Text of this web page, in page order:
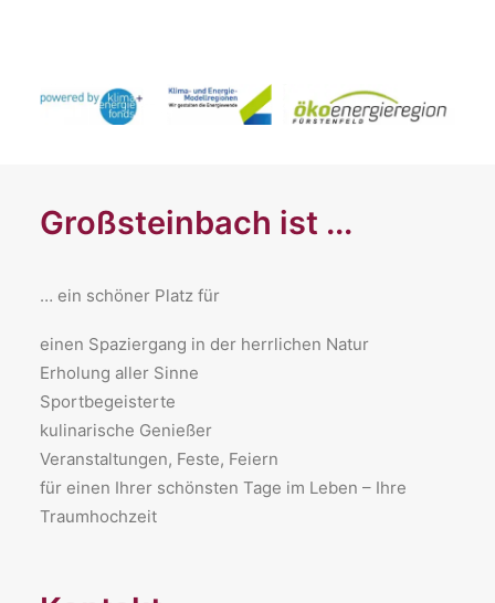
Großsteinbach ist ...
… ein schöner Platz für
​einen Spaziergang in der herrlichen Natur
Erholung aller Sinne
Sportbegeisterte
kulinarische Genießer
Veranstaltungen, Feste, Feiern
für einen Ihrer schönsten Tage im Leben – Ihre
Traumhochzeit